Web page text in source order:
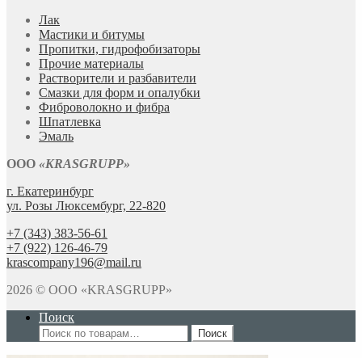
Лак
Мастики и битумы
Пропитки, гидрофобизаторы
Прочие материалы
Растворители и разбавители
Смазки для форм и опалубки
Фиброволокно и фибра
Шпатлевка
Эмаль
ООО «KRASGRUPP»
г. Екатеринбург
ул. Розы Люксембург, 22-820
+7 (343) 383-56-61
+7 (922) 126-46-79
krascompany196@mail.ru
2026 © ООО «KRASGRUPP»
Поиск
Искать:
Поиск